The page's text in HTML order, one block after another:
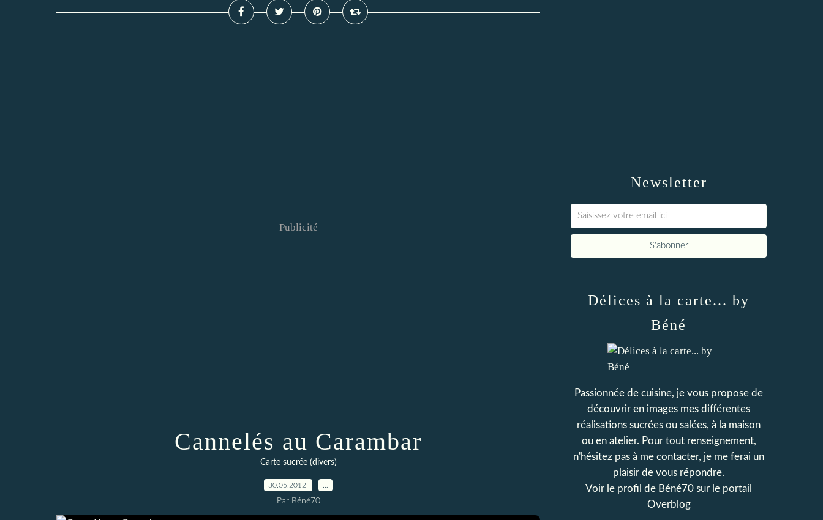
Publicité
Cannelés au Carambar
Carte sucrée (divers)
30.05.2012
Par Béné70
Newsletter
Délices à la carte... by
Béné
Passionnée de cuisine, je vous propose de
découvrir en images mes différentes
réalisations sucrées ou salées, à la maison
ou en atelier. Pour tout renseignement,
n'hésitez pas à me contacter, je me ferai un
plaisir de vous répondre.
Voir le profil de Béné70 sur le portail
Overblog